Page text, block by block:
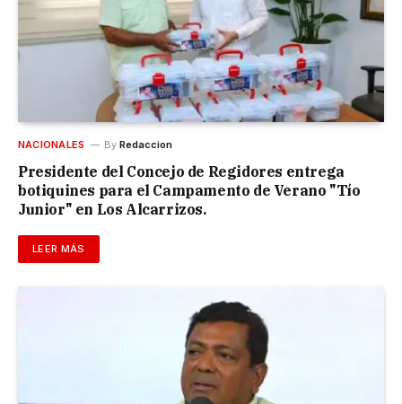
NACIONALES By Redaccion
Presidente del Concejo de Regidores entrega
botiquines para el Campamento de Verano "Tío
Junior" en Los Alcarrizos.
LEER MÁS